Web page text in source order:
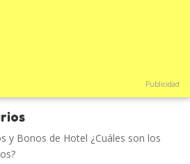
Publicidad
y Bonos de Hotel ¿Cuáles son los